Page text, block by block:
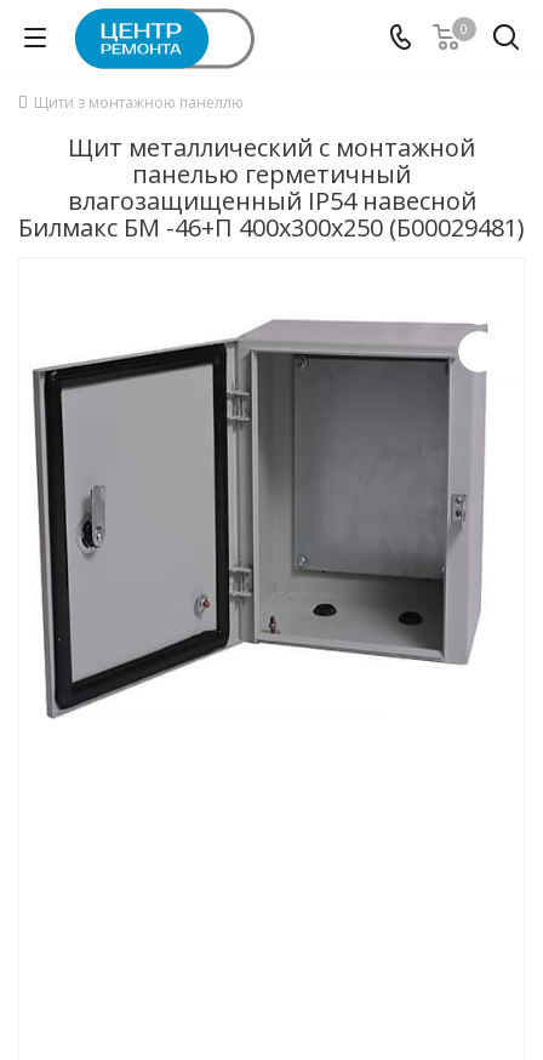
0
Щити з монтажною панеллю
Щит металлический с монтажной
панелью герметичный
влагозащищенный IP54 навесной
Билмакс БМ -46+П 400x300x250 (Б00029481)